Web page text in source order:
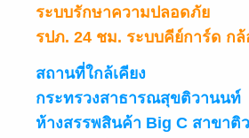
ระบบรักษาความปลอดภัย
รปภ. 24 ชม. ระบบคีย์การ์ด กล้
สถานที่ใกล้เคียง
กระทรวงสาธารณสุขติวานนท์
ห้างสรรพสินค้า Big C สาขาติ